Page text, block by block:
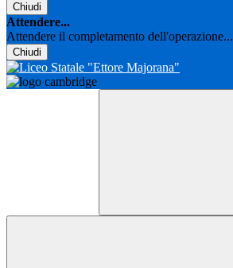
Chiudi
Attendere...
Attendere il completamento dell'operazione...
Chiudi